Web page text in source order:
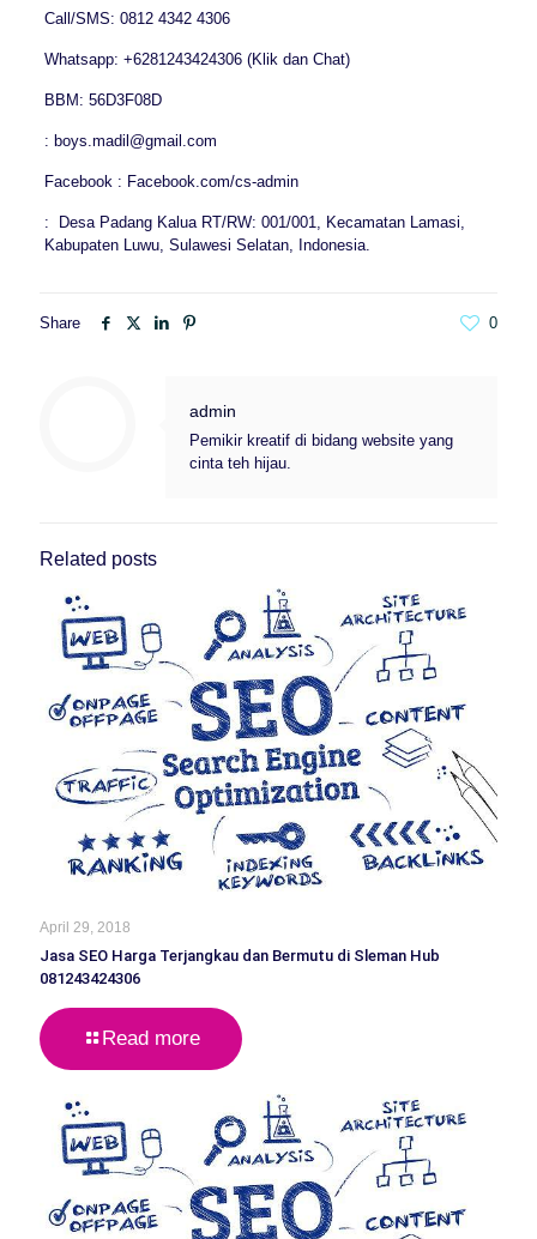
Call/SMS: 0812 4342 4306
Whatsapp: +6281243424306 (Klik dan Chat)
BBM: 56D3F08D
: boys.madil@gmail.com
Facebook : Facebook.com/cs-admin
: Desa Padang Kalua RT/RW: 001/001, Kecamatan Lamasi,
Kabupaten Luwu, Sulawesi Selatan, Indonesia.
Share 0
admin
Pemikir kreatif di bidang website yang
cinta teh hijau.
Related posts
April 29, 2018
Jasa SEO Harga Terjangkau dan Bermutu di Sleman Hub
081243424306
Read more